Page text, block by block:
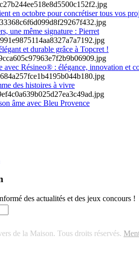
en octobre pour concrétiser tous vos
une même signature : Pierret
et durable grâce à Topcret !
avec Résineo® : élégance, innovation et
des histoires à vivre
âme avec Bleu Provence
des actualités et des jeux concours !
de la Maison. Tous droits réservés.